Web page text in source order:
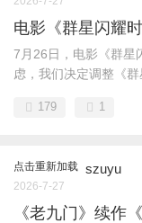
电影《群星闪耀
7月26日，电影《群星
虑，我们决定调整《群
179 1
点击重新加载 szuyu
2026-7-27
《老九门》续作